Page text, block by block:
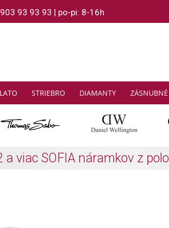
93 93 93 | po-pi: 8-16h
STRIEBRO DIAMANTY ZÁSNUBNÉ
SABO: Zbierajte a